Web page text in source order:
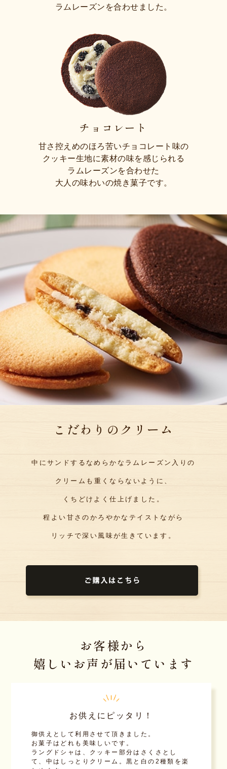
ラムレーズンを合わせました。
チョコレート
甘さ控えめのほろ苦いチョコレート味の
クッキー生地に素材の味を感じられる
ラムレーズンを合わせた
大人の味わいの焼き菓子です。
こだわりのクリーム
中にサンドするなめらかなラムレーズン入りの
クリームも 重くならないように、
くちどけよく仕上げました。
程よい甘さのかろやかなテイストながら
リッチで深い風味が生きています。
お客様から
嬉しいお声が届いています
お供えにピッタリ！
御供えとして利用させて頂きました。
お菓子はどれも美味しいです。
ラングドシャは、クッキー部分はさくさとし
て、中はしっとりクリーム。黒と白の2種類を楽